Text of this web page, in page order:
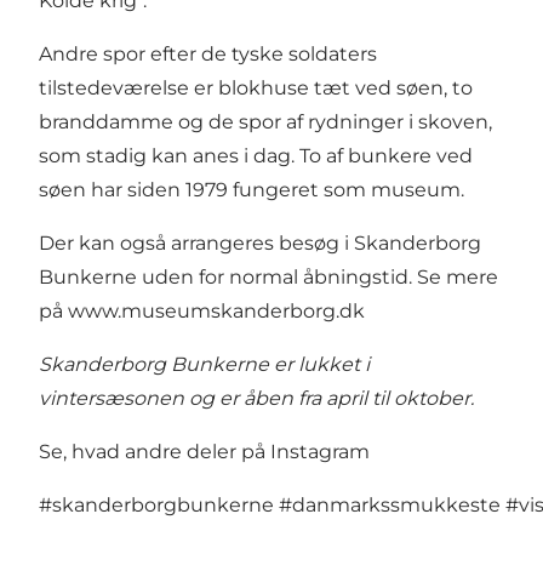
Andre spor efter de tyske soldaters
tilstedeværelse er blokhuse tæt ved søen, to
branddamme og de spor af rydninger i skoven,
som stadig kan anes i dag. To af bunkere ved
søen har siden 1979 fungeret som museum.
Der kan også arrangeres besøg i Skanderborg
Bunkerne uden for normal åbningstid. Se mere
på www.museumskanderborg.dk
Skanderborg Bunkerne er lukket i
vintersæsonen og er åben fra april til oktober.
Se, hvad andre deler på Instagram
#skanderborgbunkerne #danmarkssmukkeste